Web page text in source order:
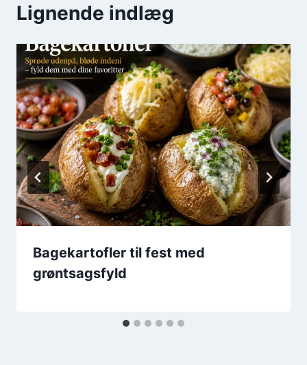
Lignende indlæg
Bagekartofler til fest med
grøntsagsfyld